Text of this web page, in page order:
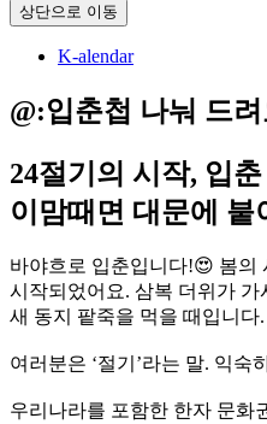
상단으로 이동
K-alendar
@:입춘첩 나눠 드
24절기의 시작, 입춘
이맘때면 대문에 붙
바야흐로 입춘입니다!😍 봄의
시작되었어요. 삼복 더위가
새 동지 팥죽을 먹을 때입니다.
여러분은 ‘절기’라는 말. 익숙
우리나라를 포함한 한자 문화